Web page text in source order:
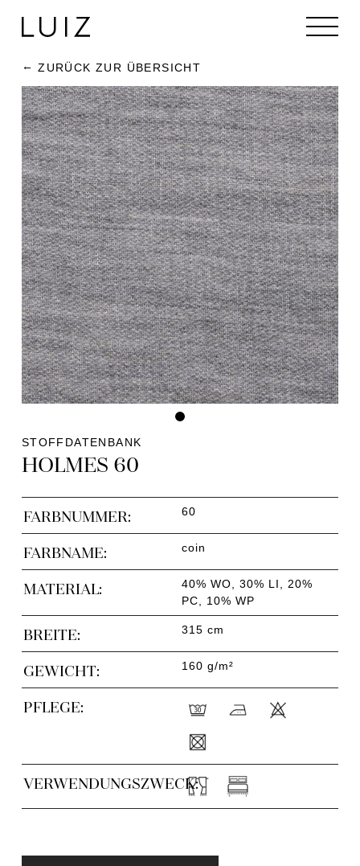
ZURÜCK ZUR ÜBERSICHT
STOFFDATENBANK
HOLMES 60
FARBNUMMER: 60
FARBNAME: coin
MATERIAL:
40% WO, 30% LI, 20%
PC, 10% WP
BREITE: 315 cm
GEWICHT: 160 g/m²
PFLEGE:
VERWENDUNGSZWECK: